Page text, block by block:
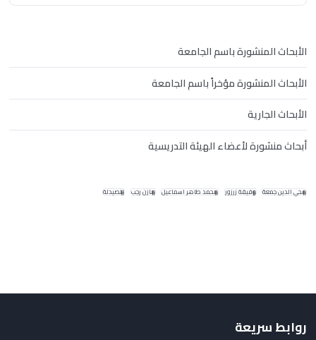
الأبحاث المنشورة باسم الجامعة
الأبحاث المنشورة مؤخراً باسم الجامعة
الأبحاث الجارية
أبحاث منشورة لأعضاء الهيئة التدريسية
محي الدين جمعة وفيقة زرزور محمد طاهر اسماعيل مازن رجب الصيدلة
روابط سريعة